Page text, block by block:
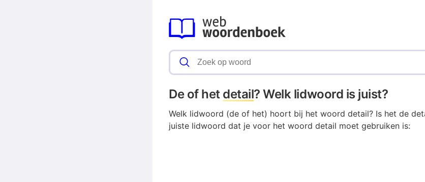
De of het detail? Welk lidwoord is juist?
Welk lidwoord (de of het) hoort bij het woord detail? Is het de
juiste lidwoord dat je voor het woord detail moet gebruiken is: